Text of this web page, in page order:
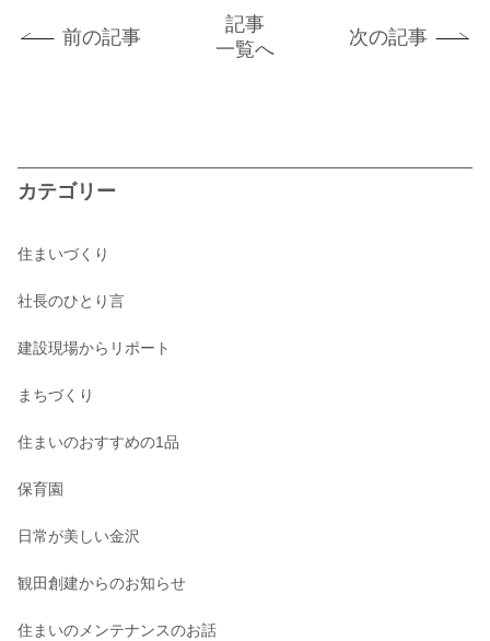
前の記事
記事
一覧へ
次の記事
カテゴリー
住まいづくり
社長のひとり言
建設現場からリポート
まちづくり
住まいのおすすめの1品
保育園
日常が美しい金沢
観田創建からのお知らせ
住まいのメンテナンスのお話